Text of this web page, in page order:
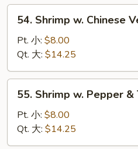
豆
Shrimp
Chinese
Veg.
白
54. Shrimp w. Chinese
Pt. 小: $8.00
Qt. 大: $14.25
Shrimp
Pepper
&
55. Shrimp w. Pepper &
Pt. 小: $8.00
Qt. 大: $14.25